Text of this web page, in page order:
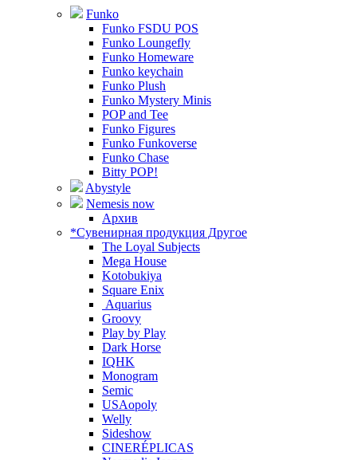
Funko
Funko FSDU POS
Funko Loungefly
Funko Homeware
Funko keychain
Funko Plush
Funko Mystery Minis
POP and Tee
Funko Figures
Funko Funkoverse
Funko Chase
Bitty POP!
Abystyle
Nemesis now
Архив
*Сувенирная продукция Другое
The Loyal Subjects
Mega House
Kotobukiya
Square Enix
Aquarius
Groovy
Play by Play
Dark Horse
IQHK
Monogram
Semic
USAopoly
Welly
Sideshow
CINERÉPLICAS